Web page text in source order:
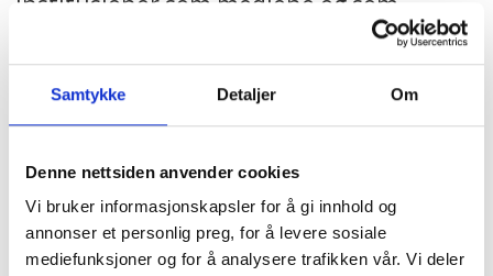
Samtykke Detaljer Om
Denne nettsiden anvender cookies
Vi bruker informasjonskapsler for å gi innhold og
annonser et personlig preg, for å levere sosiale
mediefunksjoner og for å analysere trafikken vår. Vi deler
domstolene og mot sine politiske
motstandere, sa Barsok.
avtaler som hindrer korrupsjon og
kompisansettelser, er noe av det vi har
grunn til å være stolte av i Norge,